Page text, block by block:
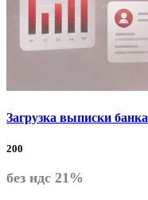
Загрузка выписки
200
без ндс 21%